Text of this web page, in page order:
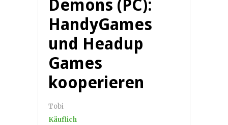
Demons (PC):
HandyGames
und Headup
Games
kooperieren
Tobi
Käuflich